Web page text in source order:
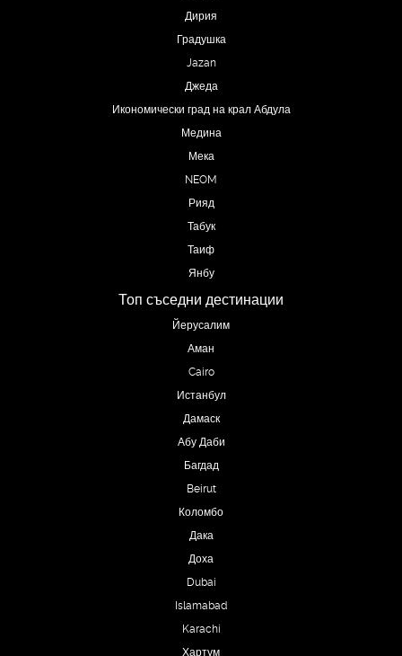
Дирия
Градушка
Jazan
Джеда
Икономически град на крал Абдула
Медина
Мека
NEOM
Рияд
Табук
Таиф
Янбу
Топ съседни дестинации
Йерусалим
Аман
Cairo
Истанбул
Дамаск
Абу Даби
Багдад
Beirut
Коломбо
Дака
Доха
Dubai
Islamabad
Karachi
Хартум